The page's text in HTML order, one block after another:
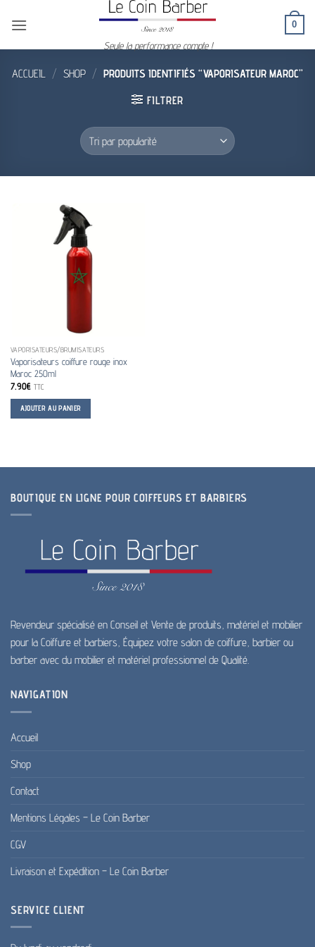
Seule la performance compte !
0
ACCUEIL / SHOP / PRODUITS IDENTIFIÉS “VAPORISATEUR MAROC”
FILTRER
VAPORISATEURS/BRUMISATEURS
Vaporisateurs coiffure rouge inox
Maroc 250ml
7.90€ TTC
AJOUTER AU PANIER
BOUTIQUE EN LIGNE POUR COIFFEURS ET BARBIERS
Revendeur spécialisé en Conseil et Vente de produits, matériel et mobilier
pour la Coiffure et barbiers, Équipez votre salon de coiffure, barbier ou
barber avec du mobilier et matériel professionnel de Qualité.
NAVIGATION
Accueil
Shop
Contact
Mentions Légales – Le Coin Barber
CGV
Livraison et Expédition – Le Coin Barber
SERVICE CLIENT